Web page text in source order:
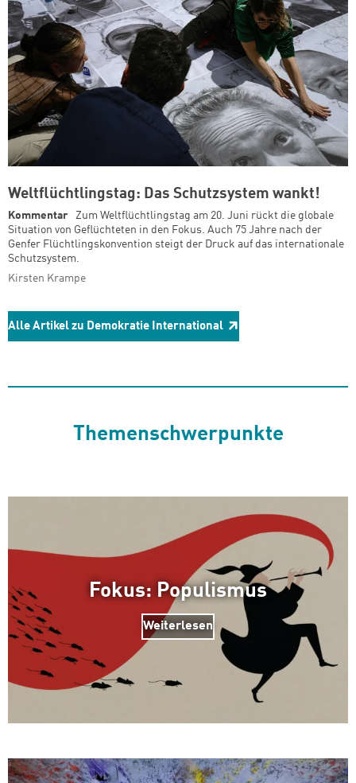
Weltflüchtlingstag: Das Schutzsystem wankt!
Kommentar
Zum Weltflüchtlingstag am 20. Juni rückt die globale
Situation von Geflüchteten in den Fokus. Auch 75 Jahre nach der
Genfer Flüchtlingskonvention steigt der Druck auf das internationale
Schutzsystem.
Kirsten Krampe
Alle Artikel zu Demokratie International
Themenschwerpunkte
Fokus: Populismus
Weiterlesen